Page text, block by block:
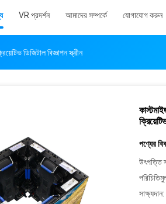
VR প্রদর্শন আমাদের সম্পর্কে যোগাযোগ করুন
ডিজিটাল বিজ্ঞাপন স্ক্রীন
পণ্যের
উৎপত্তি
সাক্ষ্যদান: